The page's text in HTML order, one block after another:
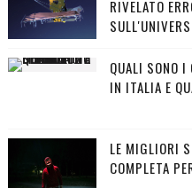
RIVELATO
QUALI SONO
IN ITALIA E
LE MIGLIORI
COMPLETA